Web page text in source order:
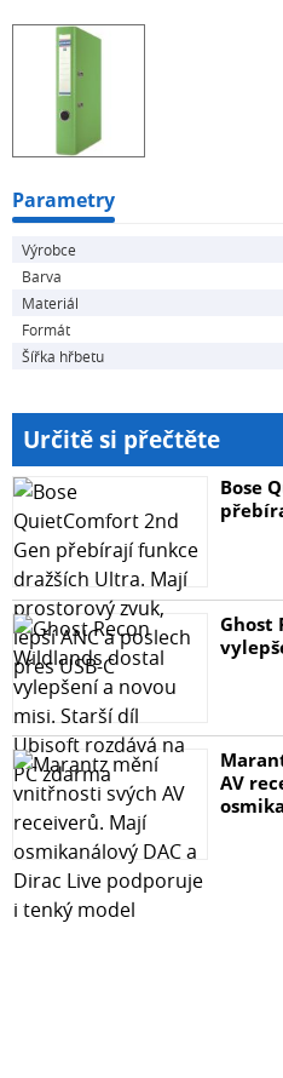
Parametry
Výrobce
Barva
Materiál
Formát
Šířka hřbetu
Určitě si přečtěte
Bose
Ghost
AV